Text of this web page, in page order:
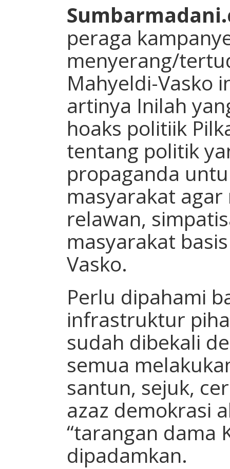
peraga
menyerang/
Mahyeldi-Vasko
artinya Inilah
hoaks politiik
tentang politik
propaganda
masyarakat
relawan,
masyarakat
Vasko.
Perlu dipahami
infrastruktur
sudah dibekali
semua
santun, sejuk,
azaz demokrasi
“tarangan dama
dipadamkan.